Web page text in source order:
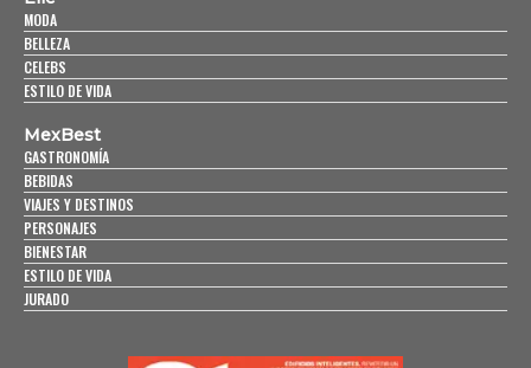
MODA
BELLEZA
CELEBS
ESTILO DE VIDA
MexBest
GASTRONOMÍA
BEBIDAS
VIAJES Y DESTINOS
PERSONAJES
BIENESTAR
ESTILO DE VIDA
JURADO